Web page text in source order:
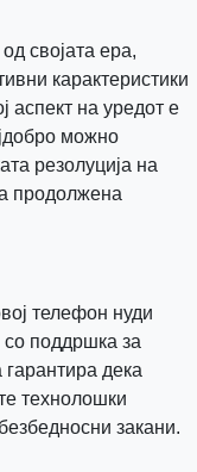
својата ера,
карактеристики
аспект на уредот е
можно
резолуција на
продолжена
телефон нуди
поддршка за
дека
технолошки
закани.